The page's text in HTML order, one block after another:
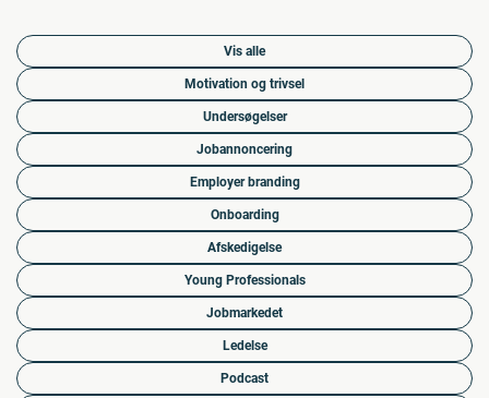
Vis alle
Motivation og trivsel
Undersøgelser
Jobannoncering
Employer branding
Onboarding
Afskedigelse
Young Professionals
Jobmarkedet
Ledelse
Podcast